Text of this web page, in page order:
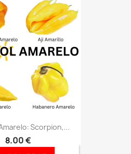
Scorpion,...
8,00 €